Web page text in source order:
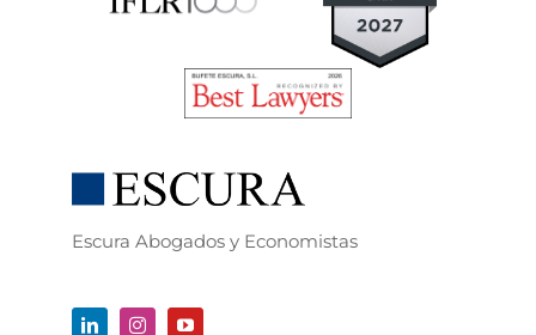
Escura Abogados y Economistas